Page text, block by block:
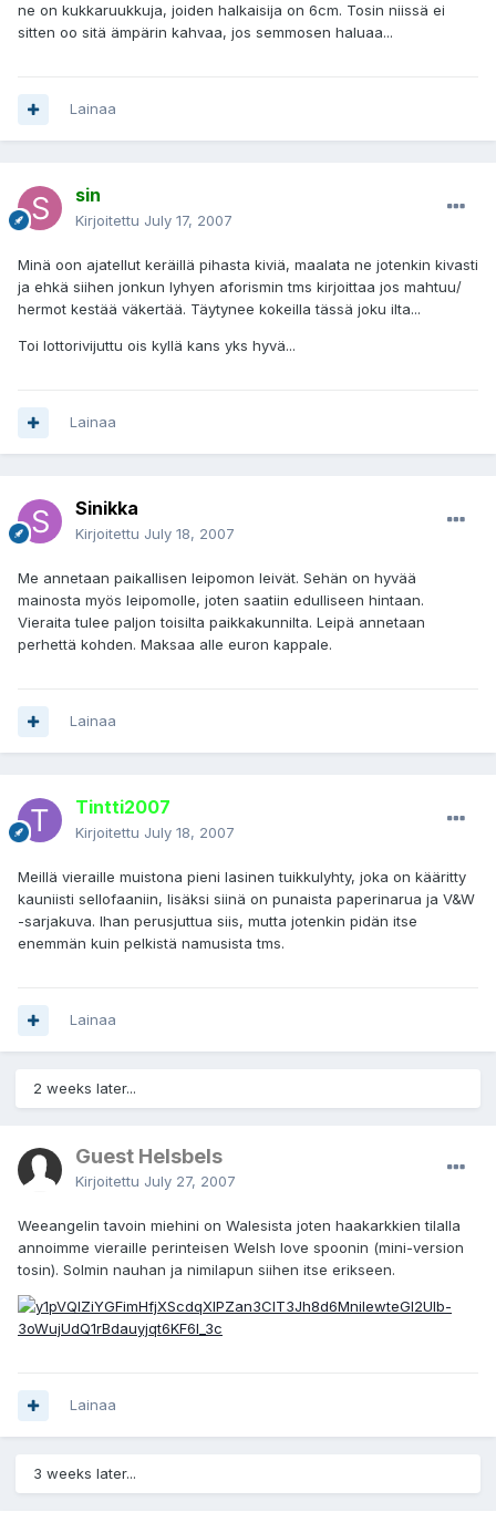
ne on kukkaruukkuja, joiden halkaisija on 6cm. Tosin niissä ei
sitten oo sitä ämpärin kahvaa, jos semmosen haluaa...
Lainaa
sin
Kirjoitettu July 17, 2007
Minä oon ajatellut keräillä pihasta kiviä, maalata ne jotenkin kivasti
ja ehkä siihen jonkun lyhyen aforismin tms kirjoittaa jos mahtuu/
hermot kestää väkertää. Täytynee kokeilla tässä joku ilta...
Toi lottorivijuttu ois kyllä kans yks hyvä...
Lainaa
Sinikka
Kirjoitettu July 18, 2007
Me annetaan paikallisen leipomon leivät. Sehän on hyvää
mainosta myös leipomolle, joten saatiin edulliseen hintaan.
Vieraita tulee paljon toisilta paikkakunnilta. Leipä annetaan
perhettä kohden. Maksaa alle euron kappale.
Lainaa
Tintti2007
Kirjoitettu July 18, 2007
Meillä vieraille muistona pieni lasinen tuikkulyhty, joka on kääritty
kauniisti sellofaaniin, lisäksi siinä on punaista paperinarua ja V&W
-sarjakuva. Ihan perusjuttua siis, mutta jotenkin pidän itse
enemmän kuin pelkistä namusista tms.
Lainaa
2 weeks later...
Guest Helsbels
Kirjoitettu July 27, 2007
Weeangelin tavoin miehini on Walesista joten haakarkkien tilalla
annoimme vieraille perinteisen Welsh love spoonin (mini-version
tosin). Solmin nauhan ja nimilapun siihen itse erikseen.
Lainaa
3 weeks later...